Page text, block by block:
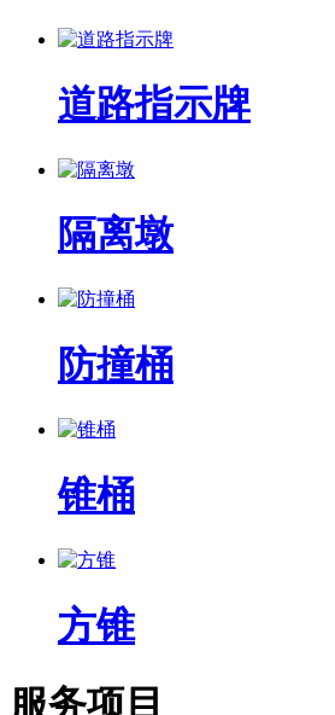
道路指示牌
隔离墩
防撞桶
锥桶
方锥
服务项目